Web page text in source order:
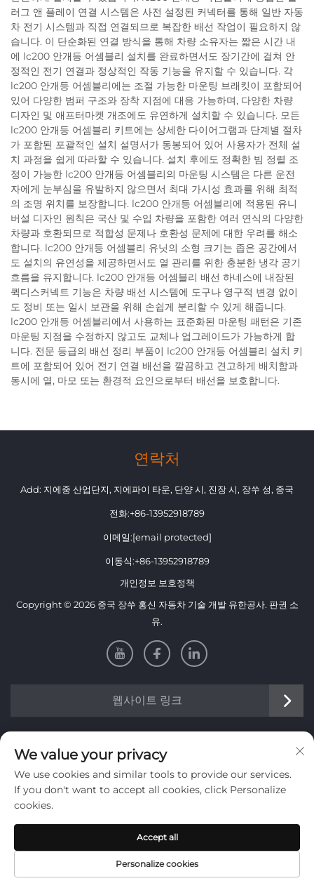
러그 앤 플레이 연결 시스템은 사전 설정된 커넥터를 통해 일반 자동
차 전기 시스템과 직접 연결되므로 복잡한 배선 작업이 필요하지 않
습니다. 이 단순화된 연결 방식을 통해 차량 소유자는 짧은 시간 내
에 lc200 안개등 어셈블리 설치를 완료하면서도 장기간에 걸쳐 안
정적인 전기 연결과 정상적인 작동 기능을 유지할 수 있습니다. 각
lc200 안개등 어셈블리에는 조절 가능한 마운팅 브래킷이 포함되어
있어 다양한 범퍼 구조와 장착 지점에 대응 가능하며, 다양한 차량
디자인 및 애프터마켓 개조에도 유연하게 설치할 수 있습니다. 모든
lc200 안개등 어셈블리 키트에는 상세한 다이어그램과 단계별 절차
가 포함된 포괄적인 설치 설명서가 동봉되어 있어 사용자가 전체 설
치 과정을 쉽게 따라할 수 있습니다. 설치 후에도 정확한 빔 정렬 조
정이 가능한 lc200 안개등 어셈블리의 마운팅 시스템은 다른 운전
자에게 눈부심을 유발하지 않으면서 최대 가시성 효과를 위해 최적
의 조명 위치를 보장합니다. lc200 안개등 어셈블리에 적용된 유니
버설 디자인 원칙은 국산 및 수입 차량을 포함한 여러 연식의 다양한
차량과 호환되므로 적합성 문제나 호환성 문제에 대한 우려를 해소
합니다. lc200 안개등 어셈블리 유닛의 소형 크기는 좁은 공간에서
도 설치의 유연성을 제공하면서도 열 관리를 위한 충분한 냉각 공기
흐름을 유지합니다. lc200 안개등 어셈블리 배선 하네스에 내장된
퀵디스커넥트 기능은 차량 배선 시스템에 도구나 영구적 변경 없이
도 정비 또는 일시 보관을 위해 손쉽게 분리할 수 있게 해줍니다.
lc200 안개등 어셈블리에서 사용하는 표준화된 마운팅 패턴은 기존
마운팅 지점을 수정하지 않고도 교체나 업그레이드가 가능하게 합
니다. 전문 등급의 배선 정리 부품이 lc200 안개등 어셈블리 설치 키
트에 포함되어 있어 전기 연결 배선을 깔끔하고 견고하게 배치함과
동시에 열, 마모 또는 환경적 요인으로부터 배선을 보호합니다.
연락처
Add: 지에중 산업단지, 지에파이 타운, 단양 시, 진장 시, 장쑤 성, 중국
전화:+86-13952918789
이메일:[email protected]
이동식:+86-13952918789
개인정보 보호정책
Copyright © 2026 중국 장쑤 홍신 자동차 기술 개발 유한공사. 판권 소
유.
웹사이트 링크
주간 뉴스레터를 받으려면 가입하세요
제출
We value your privacy
We use cookies and similar tools to provide our services.
If you don't want to accept all cookies, click Personalize
cookies.
Personalize cookies
Accept all